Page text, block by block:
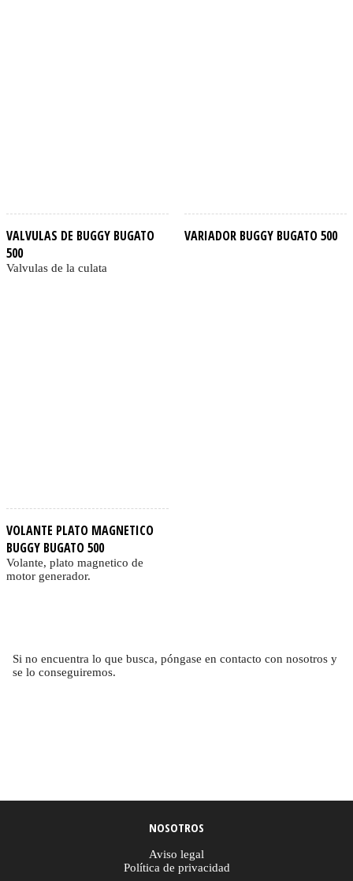
VALVULAS DE BUGGY BUGATO
500
Valvulas de la culata
VARIADOR BUGGY BUGATO 500
VOLANTE PLATO MAGNETICO
BUGGY BUGATO 500
Volante, plato magnetico de
motor generador.
Si no encuentra lo que busca, póngase en contacto con nosotros y
se lo conseguiremos.
NOSOTROS
Aviso legal
Política de privacidad